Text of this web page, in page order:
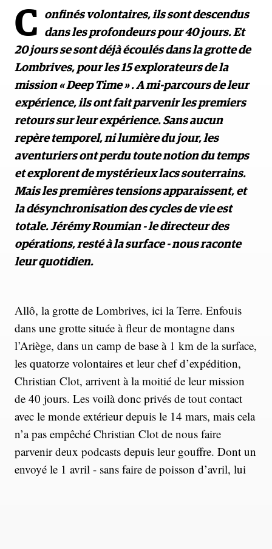
C
onfinés volontaires, ils sont descendus
dans les profondeurs pour 40 jours. Et
20 jours se sont déjà écoulés dans la grotte de
Lombrives, pour les 15 explorateurs de la
mission « Deep Time » . A mi-parcours de leur
expérience, ils ont fait parvenir les premiers
retours sur leur expérience. Sans aucun
repère temporel, ni lumière du jour, les
aventuriers ont perdu toute notion du temps
et explorent de mystérieux lacs souterrains.
Mais les premières tensions apparaissent, et
la désynchronisation des cycles de vie est
totale. Jérémy Roumian - le directeur des
opérations, resté à la surface - nous raconte
leur quotidien.
Allô, la grotte de Lombrives, ici la Terre. Enfouis
dans une grotte située à fleur de montagne dans
l’Ariège, dans un camp de base à 1 km de la surface,
les quatorze volontaires et leur chef d’expédition,
Christian Clot, arrivent à la moitié de leur mission
de 40 jours. Les voilà donc privés de tout contact
avec le monde extérieur depuis le 14 mars, mais cela
n’a pas empêché Christian Clot de nous faire
parvenir deux podcasts depuis leur gouffre. Dont un
envoyé le 1 avril - sans faire de poisson d’avril, lui